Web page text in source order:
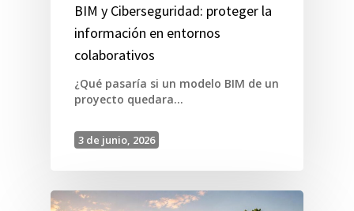
BIM y Ciberseguridad: proteger la
información en entornos
colaborativos
¿Qué pasaría si un modelo BIM de un
proyecto quedara…
3 de junio, 2026